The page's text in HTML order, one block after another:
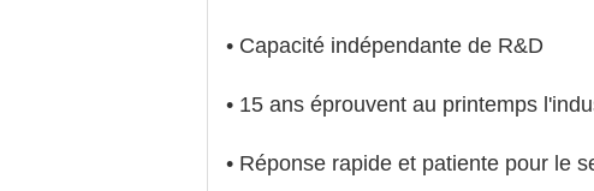
• Capacité indépendante de R&D
• 15 ans éprouvent au printemps
• Réponse rapide et patiente pour le